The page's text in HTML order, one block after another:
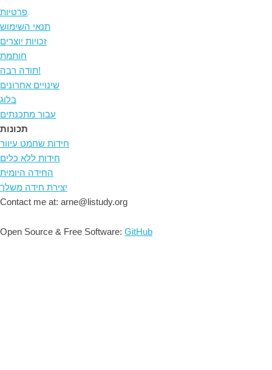
פרטיות
תנאי השימוש
זכויות יוצרים
חותמת
תודה רבה!
שינויים אחרונים
בלוג
עבור מתכנתים
תכונות
חידות שחמט עיוור
חידות ללא כלים
החידה היומית
יצירת חידה משלך
Contact me at: arne@listudy.org
Open Source & Free Software: GitHub